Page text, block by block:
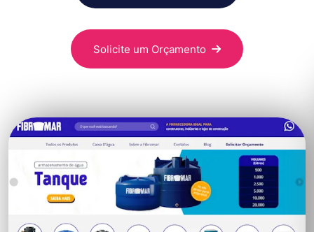
Solicite um Orçamento